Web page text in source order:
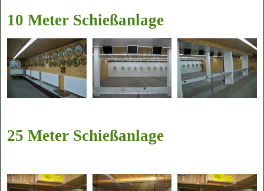
10 Meter Schießanlage
25 Meter Schießanlage